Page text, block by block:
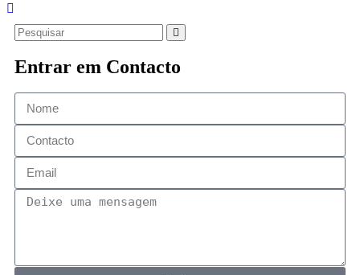
Entrar em Contacto